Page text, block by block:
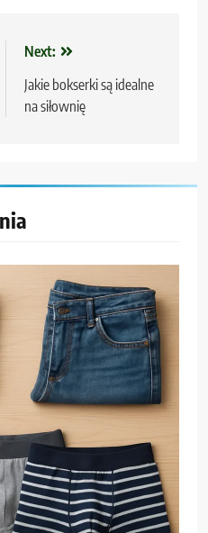
Next:
Jakie bokserki są idealne
na siłownię